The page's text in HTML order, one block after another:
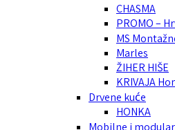
CHASMA
PROMO –
MS
Marles
ŽIHER HIŠE
KRIVAJA
Drvene kuće
HONKA
Mobilne i